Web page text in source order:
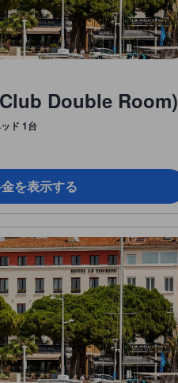
Double Room)
ド 1台
を表示する